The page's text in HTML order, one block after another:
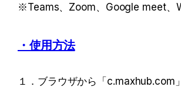
※Teams、Zoom、Google meet、
・使用方法
１．ブラウザから「c.maxhub.com